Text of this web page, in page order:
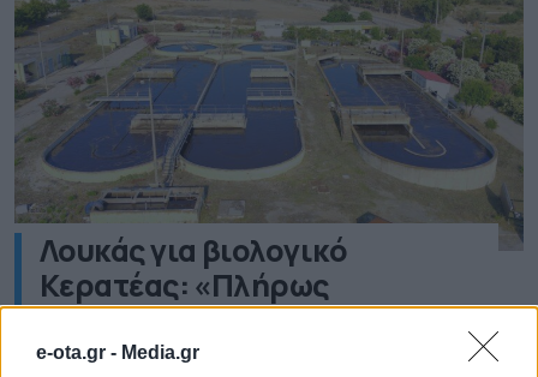
e-ota.gr - Media.gr
Λουκάς για βιολογικό
Κερατέας: «Πλήρως
λειτουργικός και ασφαλής –
Τέλος στην